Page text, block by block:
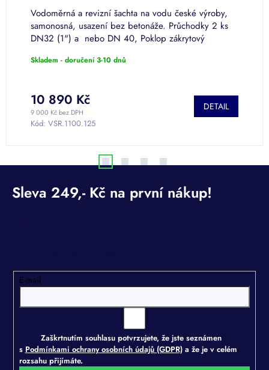
Vodoměrná a revizní šachta na vodu české výroby,
samonosná, usazení bez betonáže. Průchodky 2 ks
DN32 (1") a nebo DN 40, Poklop zákrytový
Skladem - doručení 3-10 dnů
9 000 Kč bez DPH
10 890 Kč DETAIL
Kód: VSR.1100.125
E-mail
Zaškrtnutím souhlasu potvrzujete, že jste seznámen
s Podmínkami ochrany osobních údajů (GDPR)a že je v celém
rozsahu přijímáte.